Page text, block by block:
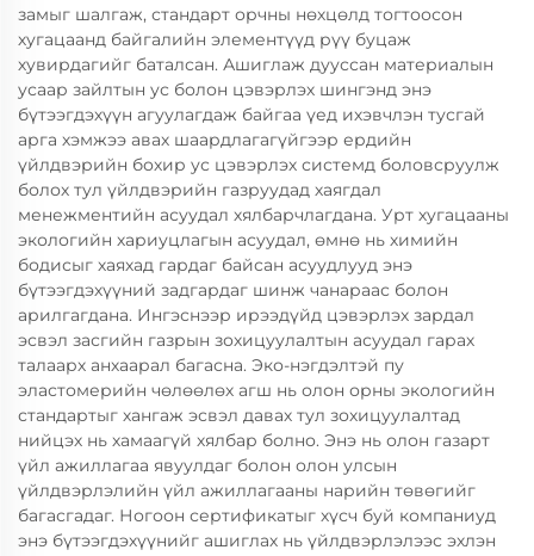
замыг шалгаж, стандарт орчны нөхцөлд тогтоосон
хугацаанд байгалийн элементүүд рүү буцаж
хувирдагийг баталсан. Ашиглаж дууссан материалын
усаар зайлтын ус болон цэвэрлэх шингэнд энэ
бүтээгдэхүүн агуулагдаж байгаа үед ихэвчлэн тусгай
арга хэмжээ авах шаардлагагүйгээр ердийн
үйлдвэрийн бохир ус цэвэрлэх системд боловсруулж
болох тул үйлдвэрийн газруудад хаягдал
менежментийн асуудал хялбарчлагдана. Урт хугацааны
экологийн хариуцлагын асуудал, өмнө нь химийн
бодисыг хаяхад гардаг байсан асуудлууд энэ
бүтээгдэхүүний задгардаг шинж чанараас болон
арилгагдана. Ингэснээр ирээдүйд цэвэрлэх зардал
эсвэл засгийн газрын зохицуулалтын асуудал гарах
талаарх анхаарал багасна. Эко-нэгдэлтэй пу
эластомерийн чөлөөлөх агш нь олон орны экологийн
стандартыг хангаж эсвэл давах тул зохицуулалтад
нийцэх нь хамаагүй хялбар болно. Энэ нь олон газарт
үйл ажиллагаа явуулдаг болон олон улсын
үйлдвэрлэлийн үйл ажиллагааны нарийн төвөгийг
багасгадаг. Ногоон сертификатыг хүсч буй компаниуд
энэ бүтээгдэхүүнийг ашиглах нь үйлдвэрлэлээс эхлэн